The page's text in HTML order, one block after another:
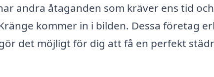
andra åtaganden som kräver ens tid
kommer in i bilden. Dessa företag
det möjligt för dig att få en perfekt